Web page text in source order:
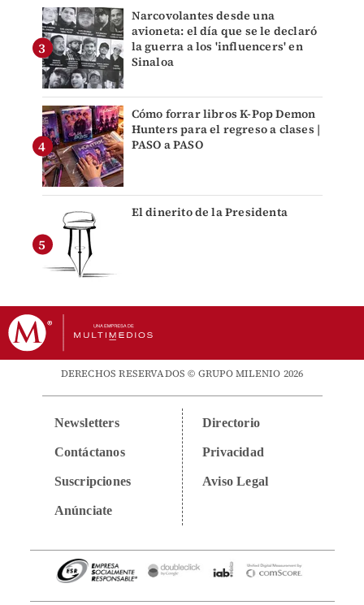
Narcovolantes desde una
avioneta: el día que se le declaró
la guerra a los 'influencers' en
Sinaloa
Cómo forrar libros K-Pop Demon
Hunters para el regreso a clases |
PASO a PASO
El dinerito de la Presidenta
DERECHOS RESERVADOS © GRUPO MILENIO 2026
Newsletters
Contáctanos
Suscripciones
Anúnciate
Directorio
Privacidad
Aviso Legal